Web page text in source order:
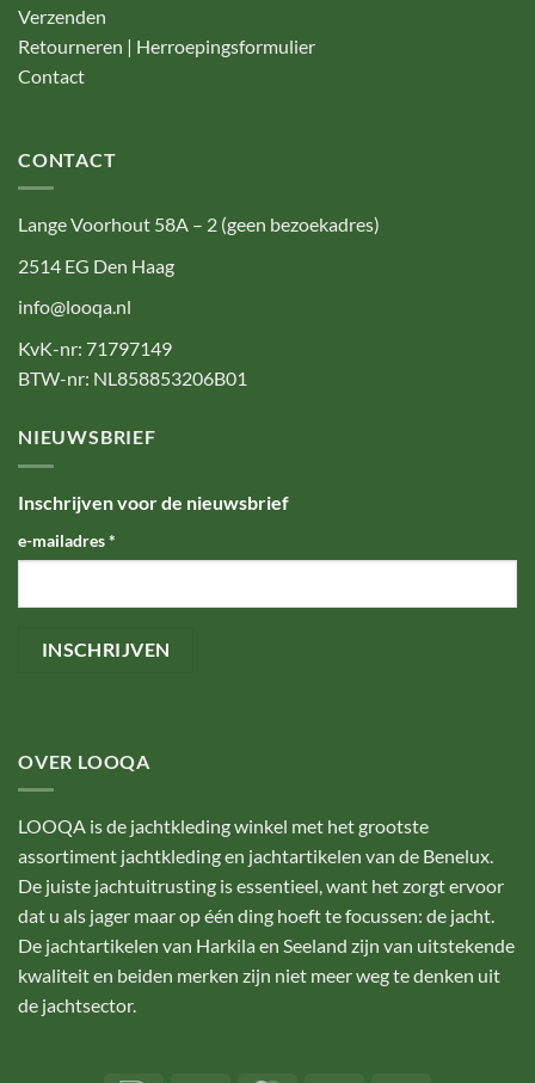
Verzenden
Retourneren | Herroepingsformulier
Contact
CONTACT
Lange Voorhout 58A – 2 (geen bezoekadres)
2514 EG Den Haag
info@looqa.nl
KvK-nr: 71797149
BTW-nr: NL858853206B01
NIEUWSBRIEF
Inschrijven voor de nieuwsbrief
e-mailadres*
OVER LOOQA
LOOQA is de jachtkleding winkel met het grootste
assortiment jachtkleding en jachtartikelen van de Benelux.
De juiste jachtuitrusting is essentieel, want het zorgt ervoor
dat u als jager maar op één ding hoeft te focussen: de jacht.
De jachtartikelen van Harkila en Seeland zijn van uitstekende
kwaliteit en beiden merken zijn niet meer weg te denken uit
de jachtsector.